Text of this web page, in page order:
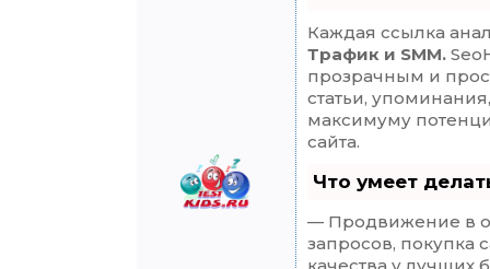
Каждая ссылка
Трафик и SMM.
прозрачным и
статьи,
максимуму
сайта.
Что умеет
— Продвижение в
запросов, покупка
качества у лучших